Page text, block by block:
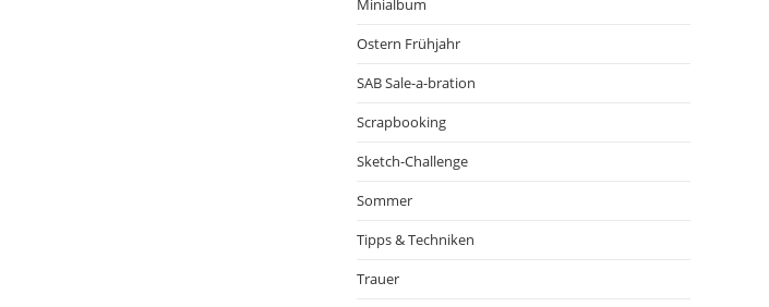
Minialbum
Ostern Frühjahr
SAB Sale-a-bration
Scrapbooking
Sketch-Challenge
Sommer
Tipps & Techniken
Trauer